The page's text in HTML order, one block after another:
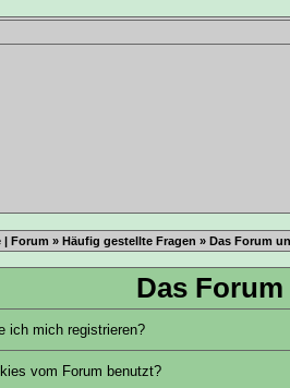
| Forum » Häufig gestellte Fragen » Das Forum
Das
ich mich registrieren?
vom Forum benutzt?